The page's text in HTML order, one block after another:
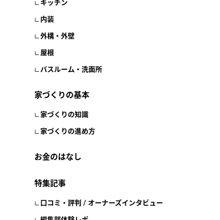
キッチン
内装
外構・外壁
屋根
バスルーム・洗面所
家づくりの基本
家づくりの知識
家づくりの進め方
お金のはなし
特集記事
口コミ・評判 / オーナーズインタビュー